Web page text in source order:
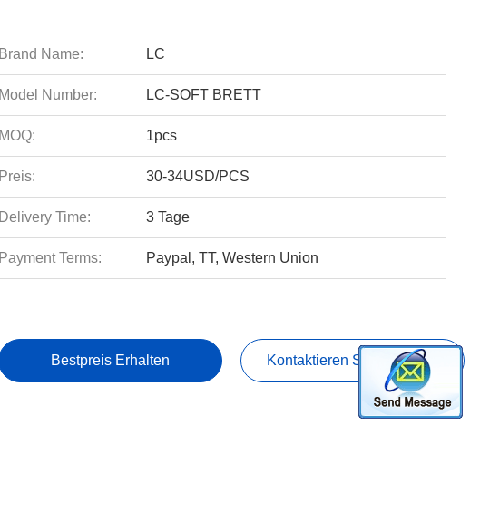
Brand Name: LC
Model Number: LC-SOFT BRETT
MOQ: 1pcs
Preis: 30-34USD/PCS
Delivery Time: 3 Tage
Payment Terms: Paypal, TT, Western Union
Bestpreis Erhalten Kontaktieren Sie Uns Jetzt